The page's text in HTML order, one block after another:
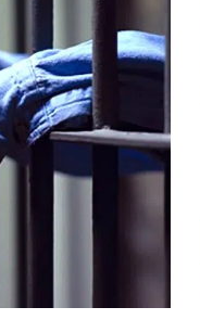
НА ВІЙНІ,